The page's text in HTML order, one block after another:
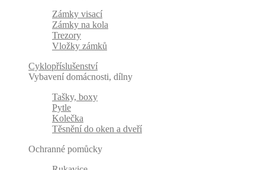
Zámky visací
Zámky na kola
Trezory
Vložky zámků
Cyklopříslušenství
Vybavení domácnosti, dílny
Tašky, boxy
Pytle
Kolečka
Těsnění do oken a dveří
Ochranné pomůcky